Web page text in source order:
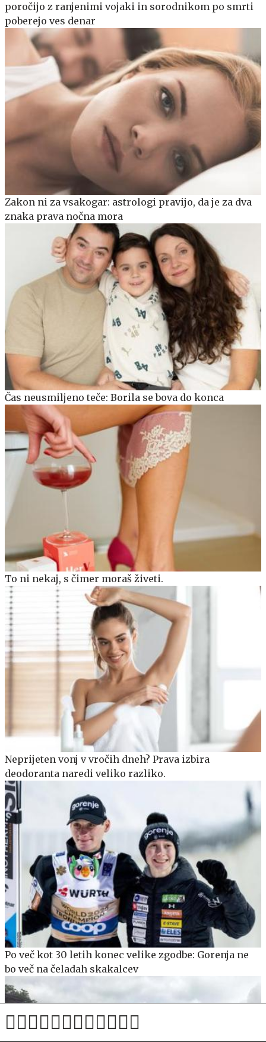
poročijo z ranjenimi vojaki in sorodnikom po smrti
poberejo ves denar
Zakon ni za vsakogar: astrologi pravijo, da je za dva
znaka prava nočna mora
Čas neusmiljeno teče: Borila se bova do konca
To ni nekaj, s čimer moraš živeti.
Neprijeten vonj v vročih dneh? Prava izbira
deodoranta naredi veliko razliko.
Po več kot 30 letih konec velike zgodbe: Gorenja ne
bo več na čeladah skakalcev